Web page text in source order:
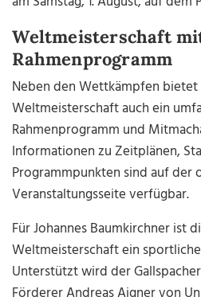
Weltmeisterschaft
Rahmenprogramm
Neben den Wettkämpfen bietet
Weltmeisterschaft auch ein
Rahmenprogramm und
Informationen zu Zeitplänen,
Programmpunkten sind auf der
Veranstaltungsseite verfügbar.
Für Johannes Baumkirchner ist
Weltmeisterschaft ein
Unterstützt wird der